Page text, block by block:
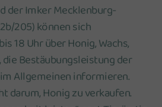
der Imker Mecklenburg-
205) können sich
18 Uhr über Honig, Wachs,
Bestäubungsleistung der
Allgemeinen informieren.
darum, Honig zu verkaufen.